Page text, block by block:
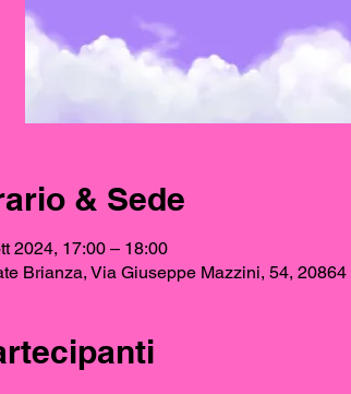
& Sede
2024, 17:00 – 18:00
Brianza, Via Giuseppe Mazzini, 54,